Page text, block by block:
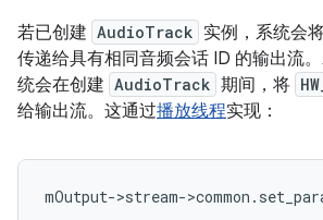
若已创建 AudioTrack 实例，系统会
传递给具有相同音频会话 ID 的输出流
统会在创建 AudioTrack 期间，将
给输出流。这通过播放线程实现：